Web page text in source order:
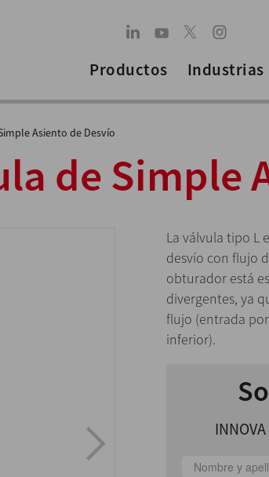
Productos Industrias
Asiento de Desvío
de Simple
La válvula tipo L
desvío con flujo
obturador está
divergentes, ya
flujo (entrada
inferior).